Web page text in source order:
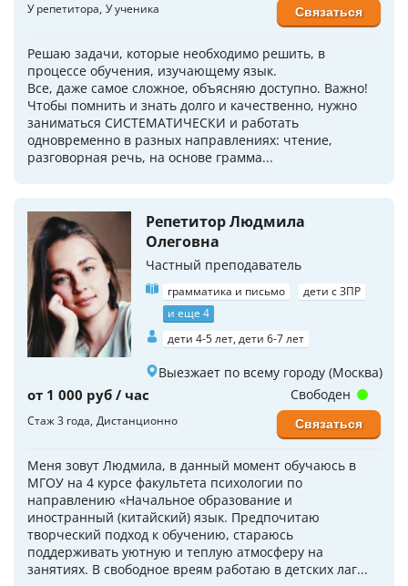
У репетитора У ученика
Решаю задачи, которые необходимо решить, в
процессе обучения, изучающему язык.
Все, даже самое сложное, объясняю доступно. Важно!
Чтобы помнить и знать долго и качественно, нужно
заниматься СИСТЕМАТИЧЕСКИ и работать
одновременно в разных направлениях: чтение,
разговорная речь, на основе грамма...
Связаться
Репетитор Людмила
Олеговна
Частный преподаватель
грамматика и письмо
дети с ЗПР
и еще 4
дети 4-5 лет, дети 6-7 лет
Выезжает по всему городу (Москва)
от 1 000 руб / час
Стаж 3 года Дистанционно
Меня зовут Людмила, в данный момент обучаюсь в
МГОУ на 4 курсе факультета психологии по
направлению «Начальное образование и
иностранный (китайский) язык. Предпочитаю
творческий подход к обучению, стараюсь
поддерживать уютную и теплую атмосферу на
занятиях. В свободное вреям работаю в детских лаг...
Свободен
Связаться